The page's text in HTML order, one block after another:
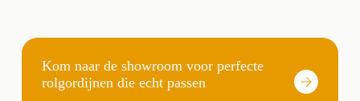
Kom naar de showroom voor perfecte
rolgordijnen die echt passen